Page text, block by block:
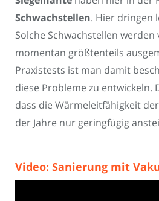
Schwachstellen. Hier dringen
Solche Schwachstellen
momentan größtenteils
Praxistests ist man damit
diese Probleme zu entwickeln.
dass die Wärmeleitfähigkeit
der Jahre nur geringfügig
Video: Sanierung mit